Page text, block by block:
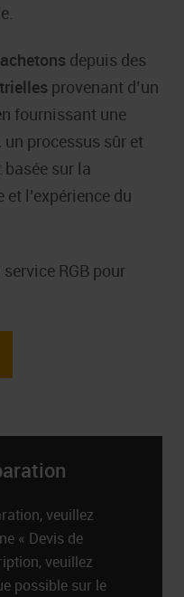
depuis des
provenant d’un
fournissant une
processus sûr et
sur la
l’expérience du
RGB pour
veuillez
« Devis de
veuillez
possible sur le